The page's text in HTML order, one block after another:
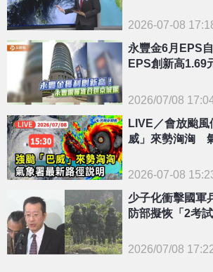
2026-07-08
永豐金6月EPS
EPS創新高1.69
2026/07/08
LIVE／會放颱
威」來勢洶洶
2026-07-08
少子化衝擊國軍
防部擬恢「2考
2026/07/08